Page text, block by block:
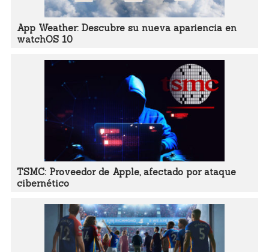
App Weather: Descubre su nueva apariencia en
watchOS 10
TSMC: Proveedor de Apple, afectado por ataque
cibernético